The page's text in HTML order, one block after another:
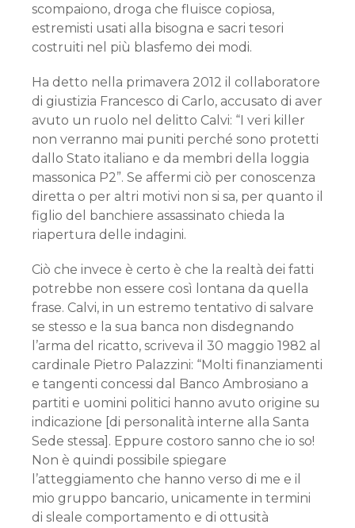
scompaiono, droga che fluisce copiosa,
estremisti usati alla bisogna e sacri tesori
costruiti nel più blasfemo dei modi.
Ha detto nella primavera 2012 il collaboratore
di giustizia Francesco di Carlo, accusato di aver
avuto un ruolo nel delitto Calvi: “I veri killer
non verranno mai puniti perché sono protetti
dallo Stato italiano e da membri della loggia
massonica P2”. Se affermi ciò per conoscenza
diretta o per altri motivi non si sa, per quanto il
figlio del banchiere assassinato chieda la
riapertura delle indagini.
Ciò che invece è certo è che la realtà dei fatti
potrebbe non essere così lontana da quella
frase. Calvi, in un estremo tentativo di salvare
se stesso e la sua banca non disdegnando
l’arma del ricatto, scriveva il 30 maggio 1982 al
cardinale Pietro Palazzini: “Molti finanziamenti
e tangenti concessi dal Banco Ambrosiano a
partiti e uomini politici hanno avuto origine su
indicazione [di personalità interne alla Santa
Sede stessa]. Eppure costoro sanno che io so!
Non è quindi possibile spiegare
l’atteggiamento che hanno verso di me e il
mio gruppo bancario, unicamente in termini
di sleale comportamento e di ottusità